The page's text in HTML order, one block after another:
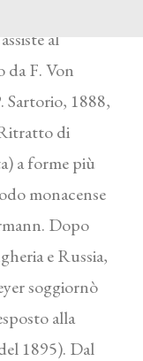
al
da F. Von
Sartorio, 1888,
di
a forme più
monacense
Dopo
e Russia,
soggiornò
alla
1895). Dal